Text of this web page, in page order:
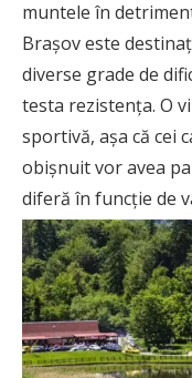
muntele în
Brașov este
diverse grade de
testa rezistența. O
sportivă, așa că cei
obișnuit vor avea
diferă în funcție de